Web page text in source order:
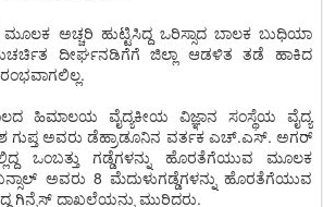
ಅಚ್ಚರಿ ಹುಟ್ಟಿಸಿದ್ದ ಒರಿಸ್ಸಾದ ಬಾಲಕ ಬುಧಿಯಾ
ದೀರ್ಘನಡಿಗೆಗೆ ಜಿಲ್ಲಾ ಆಡಳಿತ ತಡೆ ಹಾಕಿದ
ಹಿಮಾಲಯ ವೈದ್ಯಕೀಯ ವಿಜ್ಞಾನ ಸಂಸ್ಥೆಯ ವೈದ್ಯ
ಗುಪ್ತ ಅವರು ಡೆಹ್ರಾಡೂನಿನ ವರ್ತಕ ಎಚ್.ಎಸ್. ಅಗರ್
ಒಂಬತ್ತು ಗಡ್ಡೆಗಳನ್ನು ಹೊರತೆಗೆಯುವ ಮೂಲಕ
ಅವರು 8 ಮೆದುಳುಗಡ್ಡೆಗಳನ್ನು ಹೊರತೆಗೆಯುವ
ಗಿನ್ನೆಸ್ ದಾಖಲೆಯನ್ನು ಮುರಿದರು.